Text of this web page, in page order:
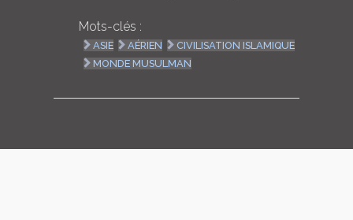
Mots-clés :
ASIE AÉRIEN
CIVILISATION ISLAMIQUE
MONDE MUSULMAN